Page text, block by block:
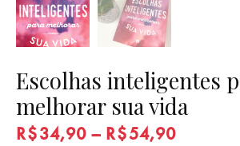
Escolhas inteligentes
melhorar sua vida
R$34,90 – R$54,90